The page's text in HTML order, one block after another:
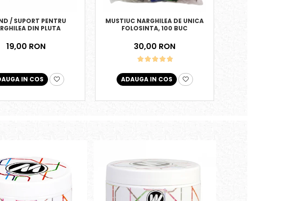
/ SUPORT PENTRU
DIN PLUTA
19,00 RON
IN COS
MUSTIUC NARGHILEA DE UNICA
FOLOSINTA, 100 BUC
30,00 RON
ADAUGA IN COS